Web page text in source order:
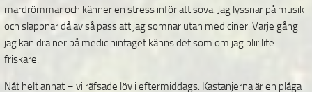
mardrömmar och känner en stress inför att sova. Jag lyssnar på musik
och slappnar då av så pass att jag somnar utan mediciner. Varje gång
jag kan dra ner på medicinintaget känns det som om jag blir lite
friskare.
Nåt helt annat – vi räfsade löv i eftermiddags. Kastanjerna är en plåga